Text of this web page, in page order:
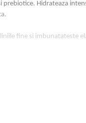
Hidrateaza
fine si imbunatateste
fetei, gatului si decolteului.